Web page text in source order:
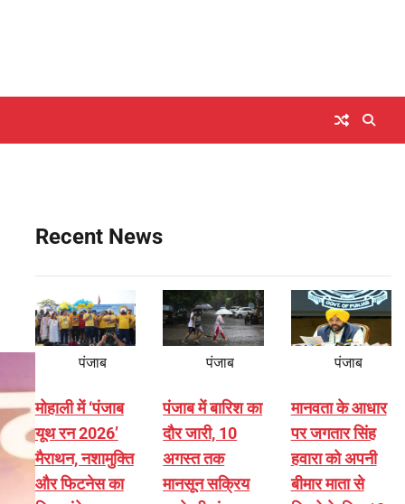
Recent News
पंजाब
मोहाली में ‘पंजाब
यूथ रन 2026’
मैराथन, नशामुक्ति
और फिटनेस का
पंजाब
पंजाब में बारिश का
दौर जारी, 10
अगस्त तक
मानसून सक्रिय
पंजाब
मानवता के आधार
पर जगतार सिंह
हवारा को अपनी
बीमार माता से